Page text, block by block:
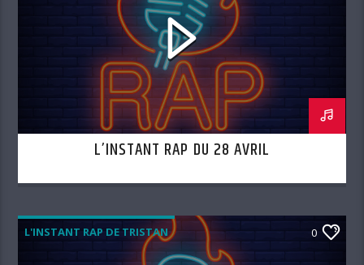
L’INSTANT RAP DU 28 AVRIL
L'INSTANT RAP DE TRISTAN 0